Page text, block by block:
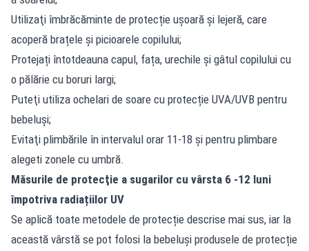
Utilizaţi îmbrăcăminte de protecție ușoară și lejeră, care
acoperă brațele și picioarele copilului;
Protejați întotdeauna capul, fața, urechile și gâtul copilului cu
o pălărie cu boruri largi;
Puteţi utiliza ochelari de soare cu protecție UVA/UVB pentru
bebeluşi;
Evitaţi plimbările în intervalul orar 11-18 şi pentru plimbare
alegeti zonele cu umbră.
Măsurile de protecţie a sugarilor cu vârsta 6 -12 luni
împotriva radiațiilor UV
Se aplică toate metodele de protecție descrise mai sus, iar la
această vârstă se pot folosi la bebeluși produsele de protecție